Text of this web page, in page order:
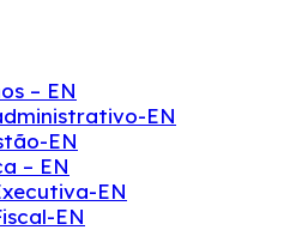
– EN
EN
EN
– EN
EN
EN